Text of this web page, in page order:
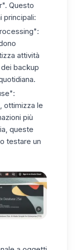
. Questo
principali:
attività
backup
ottimizza le
più
queste
testare un